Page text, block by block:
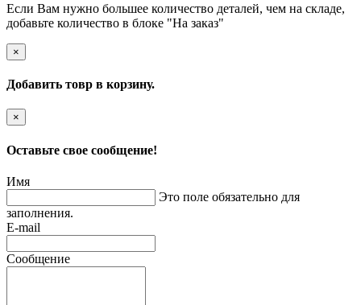
Если Вам нужно большее количество деталей, чем на складе,
добавьте количество в блоке "На заказ"
×
Добавить товр в корзину.
×
Оставьте свое сообщение!
Имя
Это поле обязательно для
заполнения.
E-mail
Сообщение